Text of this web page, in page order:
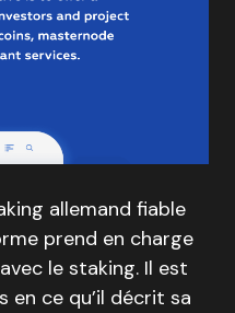
allemand fiable
prend en charge
le staking. Il est
ce qu’il décrit sa